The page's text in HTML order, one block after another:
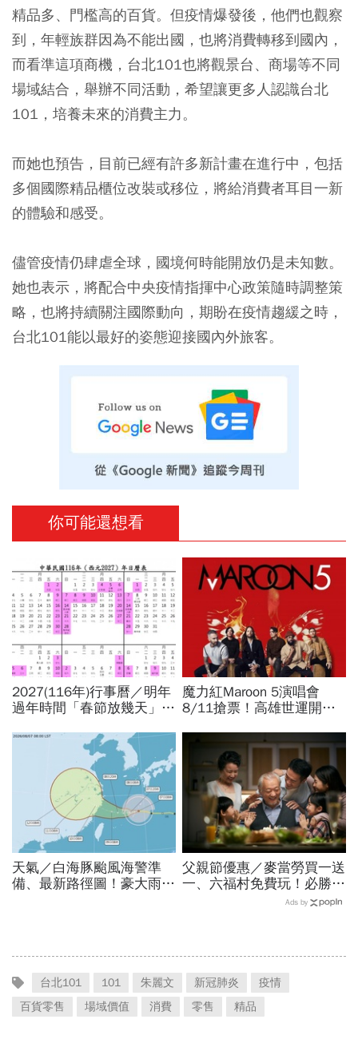
精品多、門檻高的百貨。但疫情爆發後，他們也觀察
到，年輕族群因為不能出國，也將消費轉移到國內，
而看準這項商機，台北101也將觀景台、商場等不同
場域結合，舉辦不同活動，希望讓更多人認識台北
101，培養未來的消費主力。
而她也預告，目前已經有許多新計畫在進行中，包括
多個國際精品櫃位改裝或移位，將給消費者耳目一新
的體驗和感受。
儘管疫情仍肆虐全球，國境何時能開放仍是未知數。
她也表示，將配合中央疫情指揮中心政策隨時調整策
略，也將持續關注國際動向，期盼在疫情趨緩之時，
台北101能以最好的姿態迎接國內外旅客。
你可能還想看
2027(116年)行事曆／明年
過年時間「春節放幾天」、
天以上有9個：請假懶人包
魔力紅Maroon 5演唱會
8/11搶票！高雄世運開唱
會員優先購、拓元售票資訊
一次看
天氣／白海豚颱風海警準
備、最新路徑圖！豪大雨紫
父親節優惠／麥當勞買一送
一、六福村免費玩！必勝
客、肯德基、遊樂園…29
Ads by
台北101 101 朱麗文 新冠肺炎
疫情
百貨零售
場域價值 消費 零售 精品